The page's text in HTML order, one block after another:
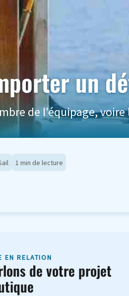
un
de l'équipage,
1 min de lecture
EN RELATION
de votre projet